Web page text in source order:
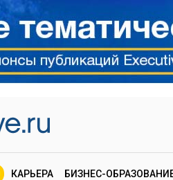
КАРЬЕРА БИЗНЕС-